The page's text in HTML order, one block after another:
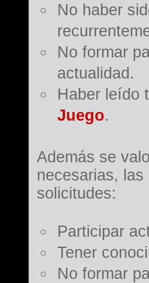
No haber
No formar
actualidad.
Haber leído
Juego.
Además se
necesarias,
solicitudes:
Participar
Tener
No formar